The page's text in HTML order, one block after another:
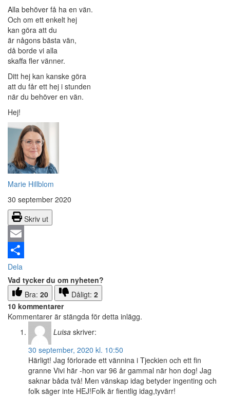
Alla behöver få ha en vän.
Och om ett enkelt hej
kan göra att du
är någons bästa vän,
då borde vi alla
skaffa fler vänner.
Ditt hej kan kanske göra
att du får ett hej i stunden
när du behöver en vän.
Hej!
Marie Hillblom
30 september 2020
Skriv ut
Email
Dela
Vad tycker du om nyheten?
Bra: 20 Dåligt: 2
10 kommentarer
Kommentarer är stängda för detta inlägg.
Luisa skriver:
30 september, 2020 kl. 10:50
Härligt! Jag förlorade ett vännina i Tjeckien och ett fin
granne Vivi här -hon var 96 år gammal när hon dog! Jag
saknar båda två! Men vänskap idag betyder ingenting och
folk säger inte HEJ!Folk är fientlig idag,tyvärr!